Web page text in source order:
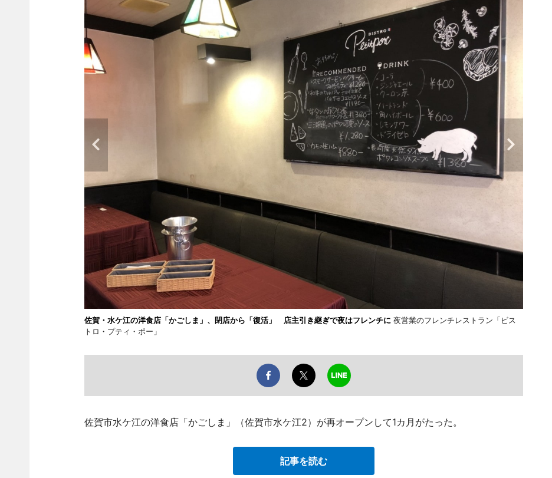
佐賀・水ケ江の洋食店「かごしま」、閉店から「復活」 店主引き継ぎで夜はフレンチに夜営業のフレンチレストラン「ビス
トロ・プティ・ポー」
佐賀市水ケ江の洋食店「かごしま」（佐賀市水ケ江2）が再オープンして1カ月がたった。
記事を読む